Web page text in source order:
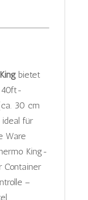
bietet
40ft-
30 cm
für
Ware
King-
Container
–